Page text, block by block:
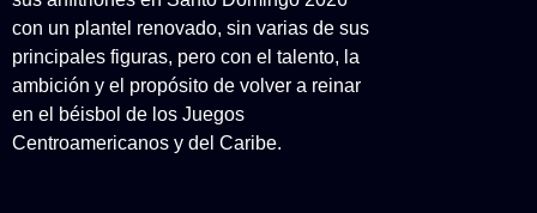
con un plantel renovado, sin varias de sus
principales figuras, pero con el talento, la
ambición y el propósito de volver a reinar
en el béisbol de los Juegos
Centroamericanos y del Caribe.